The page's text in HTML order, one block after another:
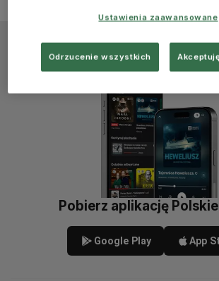
Pobierz aplikację
Google Play App
Ustawienia zaawansowane
Odrzucenie wszystkich